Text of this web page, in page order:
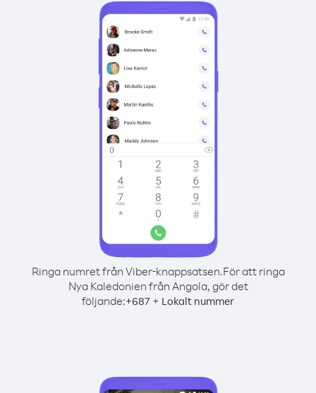
Ringa numret från Viber-knappsatsen.För att ringa
Nya Kaledonien från Angola, gör det
följande:+687 + Lokalt nummer